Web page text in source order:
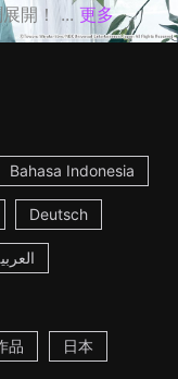
開！ ... 更多
Bahasa Indonesia
Deutsch
品 日本